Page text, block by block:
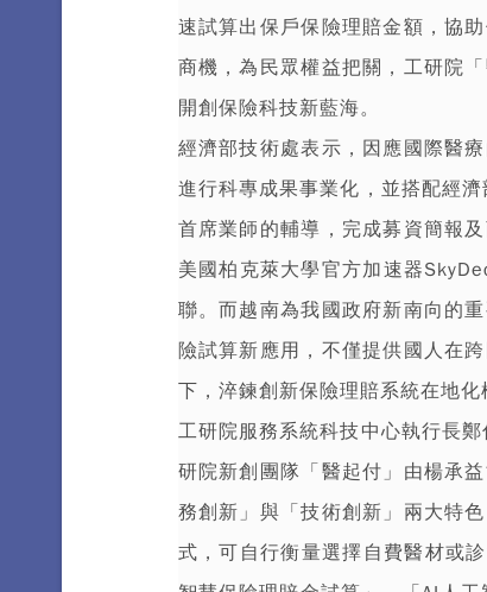
速試算出保戶保險理賠金額，協
商機，為民眾權益把關，工研院
開創保險科技新藍海。
經濟部技術處表示，因應國際醫
進行科專成果事業化，並搭配經
首席業師的輔導，完成募資簡報
美國柏克萊大學官方加速器
聯。而越南為我國政府新南向的
險試算新應用，不僅提供國人在
下，淬鍊創新保險理賠系統在地化
工研院服務系統科技中心執行長
研院新創團隊「醫起付」由楊承
務創新」與「技術創新」兩大特
式，可自行衡量選擇自費醫材或